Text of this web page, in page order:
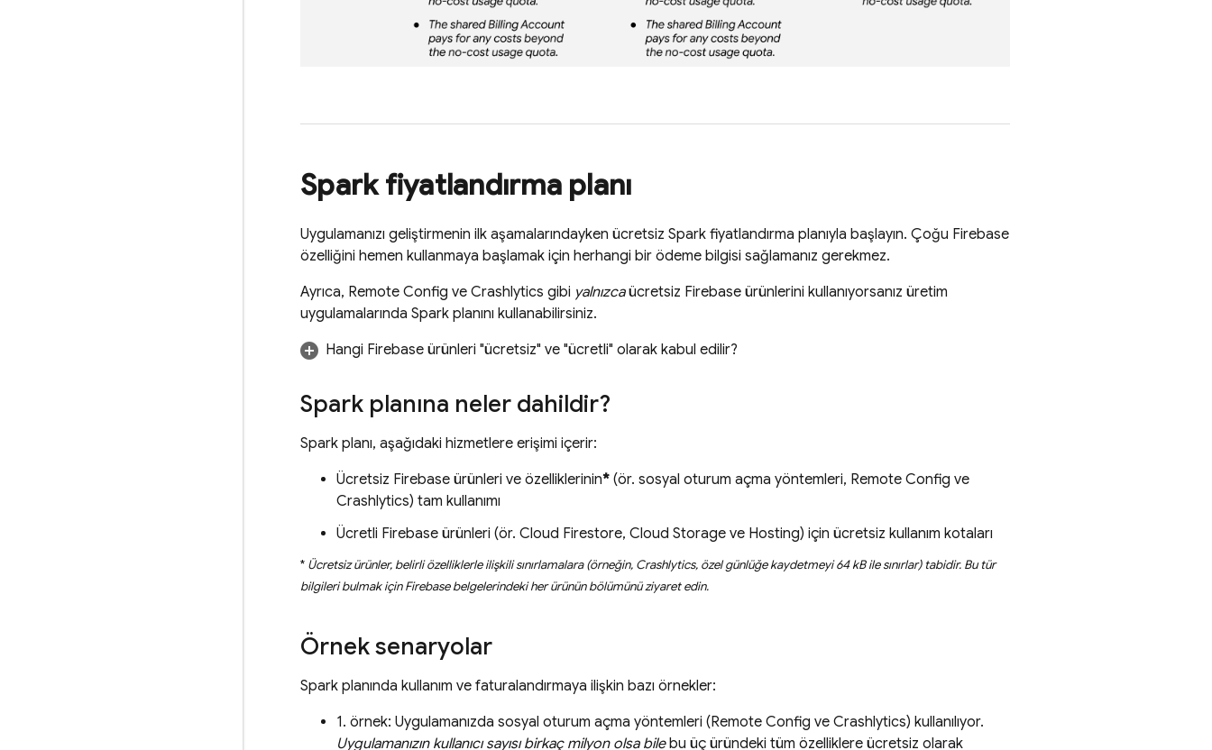
Spark fiyatlandırma planı
Uygulamanızı geliştirmenin ilk aşamalarındayken ücretsiz Spark fiyatlandırma planıyla başlayın. Çoğu Firebase
özelliğini hemen kullanmaya başlamak için herhangi bir ödeme bilgisi sağlamanız gerekmez.
Ayrıca, Remote Config ve Crashlytics gibi yalnızcaücretsiz Firebase ürünlerini kullanıyorsanız üretim
uygulamalarında Spark planını kullanabilirsiniz.
Hangi Firebase ürünleri "ücretsiz" ve "ücretli" olarak kabul edilir?
Spark planına neler dahildir?
Spark planı, aşağıdaki hizmetlere erişimi içerir:
Ücretsiz Firebase ürünleri ve özelliklerinin* (ör. sosyal oturum açma yöntemleri, Remote Config ve
Crashlytics) tam kullanımı
Ücretli Firebase ürünleri (ör. Cloud Firestore, Cloud Storage ve Hosting) için ücretsiz kullanım kotaları
* Ücretsiz ürünler, belirli özelliklerle ilişkili sınırlamalara (örneğin, Crashlytics, özel günlüğe kaydetmeyi 64 kB ile sınırlar) tabidir. Bu tür
bilgileri bulmak için Firebase belgelerindeki her ürünün bölümünü ziyaret edin.
Örnek senaryolar
Spark planında kullanım ve faturalandırmaya ilişkin bazı örnekler:
1. örnek: Uygulamanızda sosyal oturum açma yöntemleri (Remote Config ve Crashlytics) kullanılıyor.
Uygulamanızın kullanıcı sayısı birkaç milyon olsa bilebu üç üründeki tüm özelliklere ücretsiz olarak